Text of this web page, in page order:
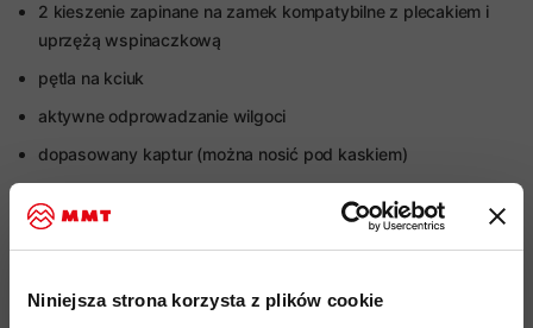
Niniejsza strona korzysta z plików cookie
2 kieszenie zapinane na zamek kompatybilne z plecakiem i
uprzężą wspinaczkową
pętla na kciuk
aktywne odprowadzanie wilgoci
dopasowany kaptur (można nosić pod kaskiem)
płaskie szwy